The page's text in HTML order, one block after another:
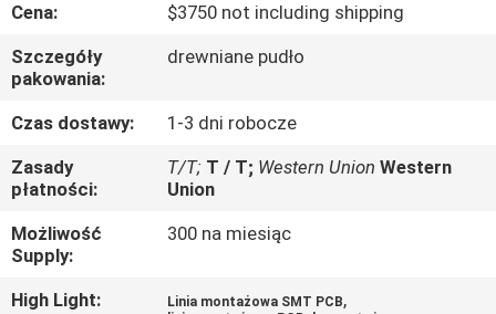
SKONTAKTUJ
SIĘ
Z
NAMI
AKTUALNOŚCI
SHOPPING
Cena:
$3750 not including shipping
Szczegóły
pakowania:
drewniane pudło
Czas dostawy:
1-3 dni robocze
Zasady
płatności:
T/T; T / T; Western Union Western
Union
Możliwość
Supply:
300 na miesiąc
High Light: Linia montażowa SMT PCB,